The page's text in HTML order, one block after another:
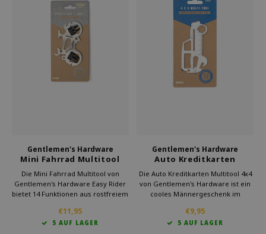
Gentlemen's Hardware
Mini Fahrrad Multitool
Easy Rider
Die Mini Fahrrad Multitool von
Gentlemen's Hardware Easy Rider
bietet 14 Funktionen aus rostfreiem
Männergeschenk.
€11,95
5 AUF LAGER
Gentlemen's Hardware
Auto Kreditkarten
Multitool 4x4
Die Auto Kreditkarten Multitool 4x4
von Gentlemen's Hardware ist ein
cooles Männergeschenk im
Flaschenöffner, Schraubendreher
und mehr.
€9,95
5 AUF LAGER